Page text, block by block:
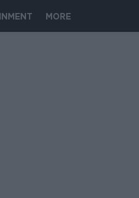
MORE